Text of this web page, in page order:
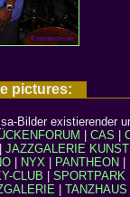
pictures:
Bilder existierender
CAS
JAZZGALERIE
NYX PANTHEON
CLUB SPORTPARK
| TANZHAUS